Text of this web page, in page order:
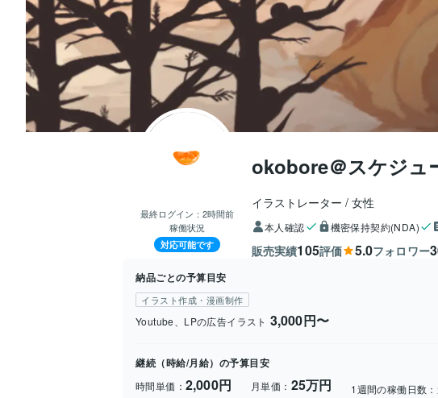
最終ログイン： 2時間前
稼働状況
対応可能です
okobore＠スケジュ
イラストレーター 女性
本人確認 機密保持契約(NDA)
販売実績105評価 5.0フォロワー
納品ごとの予算目安
イラスト作成・漫画制作
Youtube、LPの広告イラスト 3,000円〜
継続（時給/月給）の予算目安
時間単価： 2,000円 月単価： 25万円 1週間の稼働日数：